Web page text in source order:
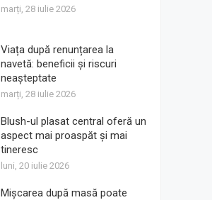
marți, 28 iulie 2026
Viața după renunțarea la
navetă: beneficii și riscuri
neașteptate
marți, 28 iulie 2026
Blush-ul plasat central oferă un
aspect mai proaspăt și mai
tineresc
luni, 20 iulie 2026
Mișcarea după masă poate